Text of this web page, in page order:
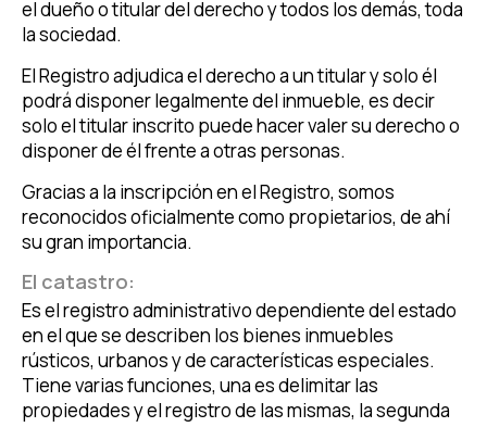
el dueño o titular del derecho y todos los demás, toda
la sociedad.
El Registro adjudica el derecho a un titular y solo él
podrá disponer legalmente del inmueble, es decir
solo el titular inscrito puede hacer valer su derecho o
disponer de él frente a otras personas.
Gracias a la inscripción en el Registro, somos
reconocidos oficialmente como propietarios, de ahí
su gran importancia.
El catastro:
Es el registro administrativo dependiente del estado
en el que se describen los bienes inmuebles
rústicos, urbanos y de características especiales.
Tiene varias funciones, una es delimitar las
propiedades y el registro de las mismas, la segunda